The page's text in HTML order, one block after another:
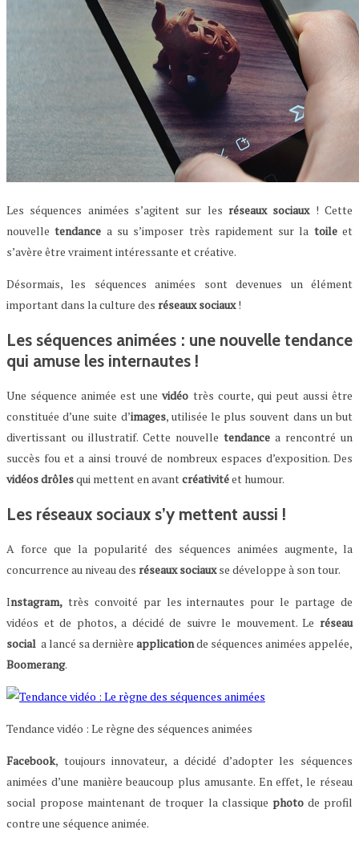
Les séquences animées s’agitent sur les réseaux sociaux! Cette
nouvelletendance a su s’imposer très rapidement sur la toileet
s’avère être vraiment intéressante et créative.
Désormais, les séquences animées sont devenues un élément
important dans la culture des réseaux sociaux!
Les séquences animées : une nouvelle tendance
qui amuse les internautes !
Une séquence animée est unevidéo très courte, qui peut aussi être
constituée d’une suite d’images, utilisée le plus souvent dans un but
divertissant ou illustratif. Cette nouvelle tendance a rencontré un
succès fou et a ainsi trouvé de nombreux espaces d’exposition. Des
vidéosdrôlesqui mettent en avantcréativitéet humour.
Les réseaux sociaux s’y mettent aussi !
A force que la popularité des séquences animées augmente, la
concurrence au niveau des réseaux sociauxse développe à son tour.
Instagram, très convoité par les internautes pour le partage de
vidéos et de photos, a décidé de suivre le mouvement. Le réseau
social a lancé sa dernière applicationde séquences animées appelée,
Boomerang.
Tendance vidéo : Le règne des séquences animées
Facebook, toujours innovateur, a décidé d’adopter les séquences
animées d’une manière beaucoup plus amusante. En effet, le réseau
social propose maintenant de troquer la classique photode profil
contre une séquence animée.